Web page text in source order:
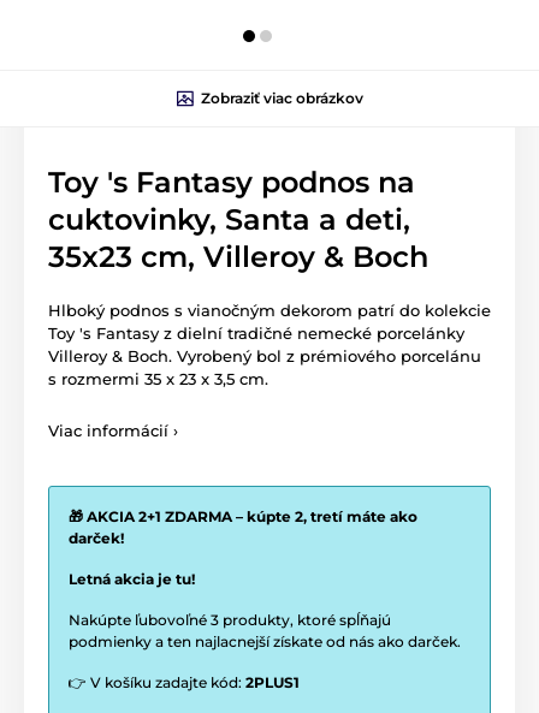
Zobraziť viac obrázkov
Toy 's Fantasy podnos na
cuktovinky, Santa a deti,
35x23 cm, Villeroy & Boch
Hlboký podnos s vianočným dekorom patrí do kolekcie
Toy 's Fantasy z dielní tradičné nemecké porcelánky
Villeroy & Boch. Vyrobený bol z prémiového porcelánu
s rozmermi 35 x 23 x 3,5 cm.
Viac informácií ›
🎁 AKCIA 2+1 ZDARMA – kúpte 2, tretí máte ako
darček!
Letná akcia je tu!
Nakúpte ľubovoľné 3 produkty, ktoré spĺňajú
podmienky a ten najlacnejší získate od nás ako darček.
👉 V košíku zadajte kód: 2PLUS1